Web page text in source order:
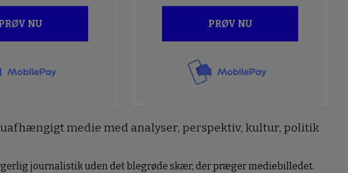
NU PRØV NU
medie med analyser, perspektiv, kultur, politik
journalistik uden det blegrøde skær, der præger mediebilledet.